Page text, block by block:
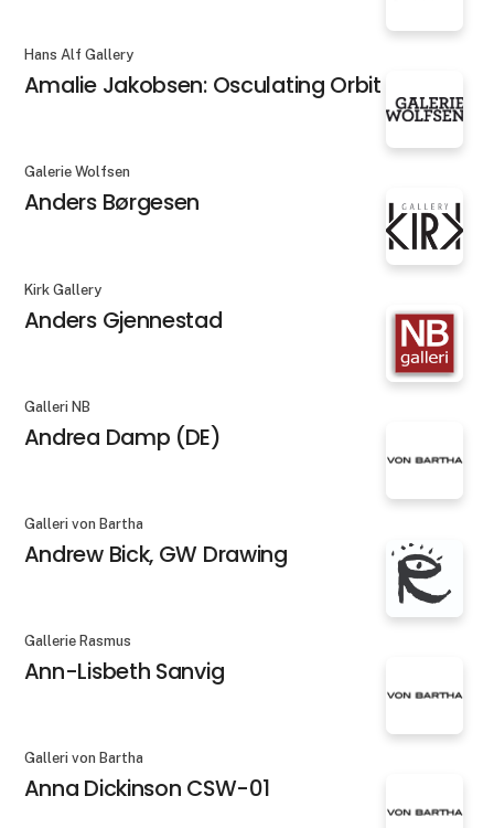
Hans Alf Gallery
Amalie Jakobsen: Osculating Orbit X
Galerie Wolfsen
Anders Børgesen
Kirk Gallery
Anders Gjennestad
Galleri NB
Andrea Damp (DE)
Galleri von Bartha
Andrew Bick, GW Drawing
Gallerie Rasmus
Ann-Lisbeth Sanvig
Galleri von Bartha
Anna Dickinson CSW-01